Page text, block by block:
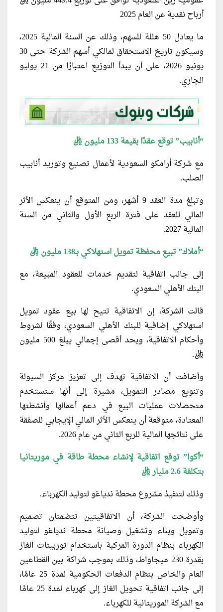
أرباح نقدية عن العام 2025
ما يعادل 50 هللة للسهم، وذلك عن السنة المالية 2025،
وسيكون تاريخ الاستحقاق لمالكي أسهم الشركة حتى 30
يونيو 2026، على أن يبدأ التوزيع اعتبارًا من 21 يوليو
الجاري.
“أنابيب” توقع عقدًا بقيمة 133 مليون ريال
مع شركة أرامكو السعودية لأعمال تصنيع وتوريد أنابيب
الصلب.
وتبلغ مدة العقد 9 أشهر، ومن المتوقع أن ينعكس الأثر
المالي للعقد على فترة الربع الأول والثاني من السنة
المالية 2027.
“أملاك” تبيع محفظة تمويل استهلاكي بـ138 مليون ريال
إلى جانب اتفاقية لتقديم خدمات للعقود المبيعة، مع
البنك الأهلي السعودي.
قالت الشركة، إن الاتفاقية تتيح لها بيع عقود تمويل
استهلاكي إضافية للبنك الأهلي السعودي، وفقًا لشروط
وأحكام الاتفاقية، وبحد أقصى إجمالي يبلغ 500 مليون
ريال.
وأضافت أن الاتفاقية تهدف إلى تعزيز مركز السيولة
وتنويع مصادر التمويل، مشيرة إلى أنها ستستخدم
متحصلات عمليات البيع في دعم أعمالها وأنشطتها
المعتادة، متوقعة أن ينعكس الأثر المالي الإيجابي للصفقة
على نتائجها المالية للربع الثاني من عام 2026.
“أكوا” توقع اتفاقية لإنشاء محطة طاقة في موريتانيا
بتكلفة 2.6 مليار ريال
وذلك لتنفيذ مشروع محطة ندياغو لتوليد الكهرباء.
وأوضحت الشركة، أن الاتفاقيتين تتضمنان تصميم
وتمويل وبناء وتشغيل وصيانة محطة ندياغو لتوليد
الكهرباء بنظام الدورة المركبة باستخدام توربينات الغاز
بقدرة 230 ميجاواط، وذلك بموجب شراكة بين القطاعين
العام والخاص بنظام الدفعات الحكومية لمدة 25 عامًا،
إلى جانب اتفاقية تحويل الغاز إلى كهرباء لمدة 25 عامًا
مع الشركة الموريتانية للكهرباء.